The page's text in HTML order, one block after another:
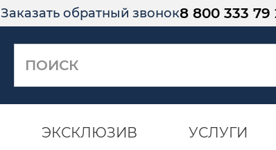
Заказать обратный звонок8 800 333 79
ЭКСКЛЮЗИВ УСЛУГИ